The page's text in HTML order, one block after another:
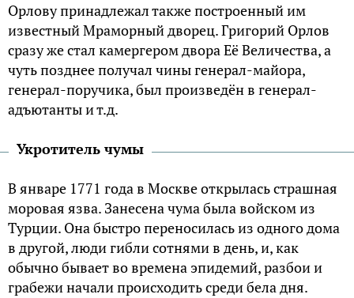
Орлову принадлежал также построенный им
известный Мраморный дворец. Григорий Орлов
сразу же стал камергером двора Её Величества, а
чуть позднее получал чины генерал-майора,
генерал-поручика, был произведён в генерал-
адъютанты и т.д.
Укротитель чумы
В январе 1771 года в Москве открылась страшная
моровая язва. Занесена чума была войском из
Турции. Она быстро переносилась из одного дома
в другой, люди гибли сотнями в день, и, как
обычно бывает во времена эпидемий, разбои и
грабежи начали происходить среди бела дня.